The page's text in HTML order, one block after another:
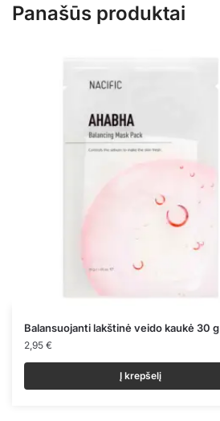
Panašūs produktai
Balansuojanti lakštinė veido kaukė 30 g
2,95 €
Į krepšelį